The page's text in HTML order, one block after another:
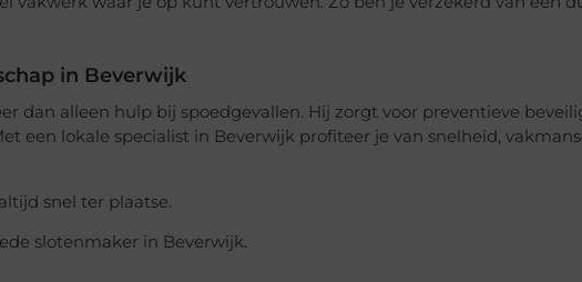
in Beverwijk
dan alleen hulp bij spoedgevallen. Hij zorgt voor preventieve
een lokale specialist in Beverwijk profiteer je van snelheid,
snel ter plaatse.
slotenmaker in Beverwijk.